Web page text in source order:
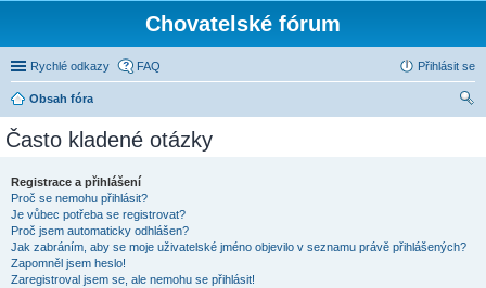
Chovatelské fórum
Rychlé odkazy FAQ Přihlásit se
Obsah fóra
Často kladené otázky
Registrace a přihlášení
Proč se nemohu přihlásit?
Je vůbec potřeba se registrovat?
Proč jsem automaticky odhlášen?
Jak zabráním, aby se moje uživatelské jméno objevilo v seznamu právě přihlášených?
Zapomněl jsem heslo!
Zaregistroval jsem se, ale nemohu se přihlásit!